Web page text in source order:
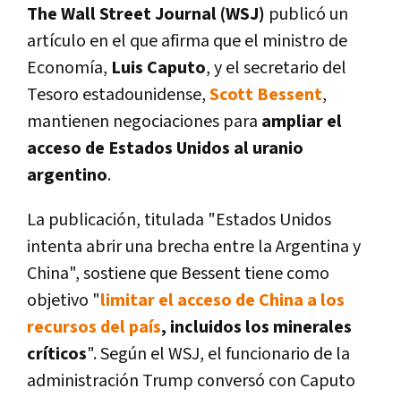
The Wall Street Journal (WSJ) publicó un
artículo en el que afirma que el ministro de
Economía, Luis Caputo, y el secretario del
Tesoro estadounidense,Scott Bessent,
mantienen negociaciones para ampliar el
acceso de Estados Unidos al uranio
argentino.
La publicación, titulada "Estados Unidos
intenta abrir una brecha entre la Argentina y
China", sostiene que Bessent tiene como
objetivo "limitar el acceso de China a los
recursos del país, incluidos los minerales
críticos". Según el WSJ, el funcionario de la
administración Trump conversó con Caputo